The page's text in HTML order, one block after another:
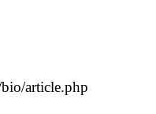
article.php